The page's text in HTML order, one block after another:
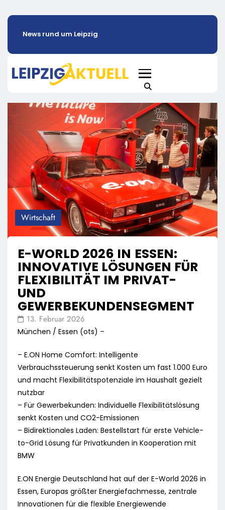
News rund um Leipzig
Wirtschaft
E-WORLD 2026 IN ESSEN:
INNOVATIVE LÖSUNGEN FÜR
FLEXIBILITÄT IM PRIVAT-
UND
GEWERBEKUNDENSEGMENT
13. Februar 2026
München / Essen (ots) –
– E.ON Home Comfort: Intelligente
Verbrauchssteuerung senkt Kosten um fast 1.000 Euro
und macht Flexibilitätspotenziale im Haushalt gezielt
nutzbar
– Für Gewerbekunden: Individuelle Flexibilitätslösung
senkt Kosten und CO2-Emissionen
– Bidirektionales Laden: Bestellstart für erste Vehicle-
to-Grid Lösung für Privatkunden in Kooperation mit
BMW
E.ON Energie Deutschland hat auf der E-World 2026 in
Essen, Europas größter Energiefachmesse, zentrale
Innovationen für die flexible Energiewende